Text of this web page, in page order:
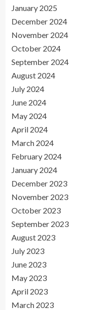
January 2025
December 2024
November 2024
October 2024
September 2024
August 2024
July 2024
June 2024
May 2024
April 2024
March 2024
February 2024
January 2024
December 2023
November 2023
October 2023
September 2023
August 2023
July 2023
June 2023
May 2023
April 2023
March 2023